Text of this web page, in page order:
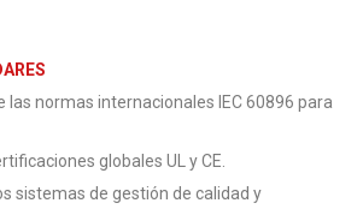
las normas internacionales IEC 60896 para
globales UL y CE.
sistemas de gestión de calidad y